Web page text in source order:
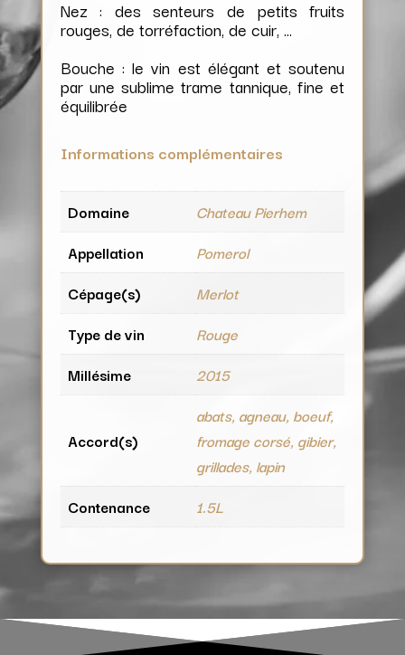
Nez : des senteurs de petits fruits
rouges, de torréfaction, de cuir, …
Bouche : le vin est élégant et soutenu
par une sublime trame tannique, fine et
équilibrée
Informations complémentaires
Domaine
Chateau Pierhem
Appellation
Pomerol
Cépage(s)
Merlot
Type de vin
Rouge
Millésime
2015
Accord(s)
abats, agneau, boeuf,
fromage corsé, gibier,
grillades, lapin
Contenance
1.5L